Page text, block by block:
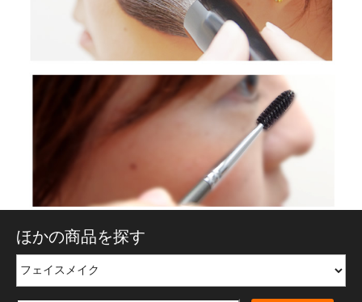
ほかの商品を探す